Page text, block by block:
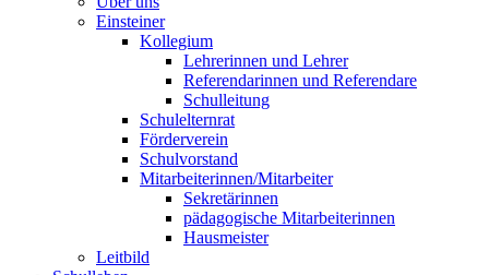
Einsteiner
Kollegium
Lehrerinnen und Lehrer
Referendarinnen und Referendare
Schulleitung
Schulelternrat
Förderverein
Schulvorstand
Mitarbeiterinnen/Mitarbeiter
Sekretärinnen
pädagogische Mitarbeiterinnen
Hausmeister
Leitbild